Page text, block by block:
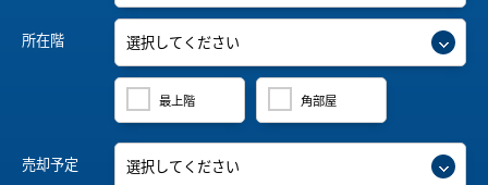
所在階
最上階 角部屋
売却予定